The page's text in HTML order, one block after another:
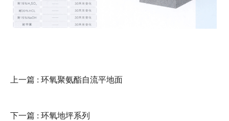
上一篇 : 环氧聚氨酯自流平地面
下一篇 : 环氧地坪系列